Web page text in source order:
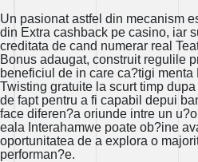
Un pasionat astfel din mecanism
din Extra cashback pe casino, iar
creditata de cand numerar real
Bonus adaugat, construit regulile
beneficiul de in care ca?tigi
Twisting gratuite la scurt timp
de fapt pentru a fi capabil depui
face diferen?a oriunde intre un
eala Interahamwe poate ob?ine
oportunitatea de a explora o
performan?e.